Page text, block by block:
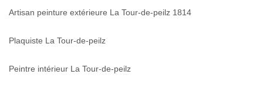
Artisan peinture extérieure La Tour-de-peilz 1814
Plaquiste La Tour-de-peilz
Peintre intérieur La Tour-de-peilz